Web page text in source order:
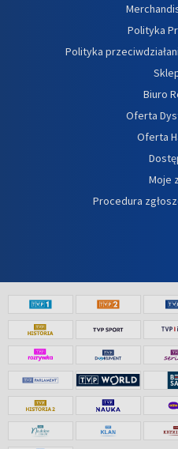
Polityka
Polityka
Biuro
Oferta
Oferta
Moje
Procedura